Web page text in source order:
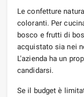
Le confetture
coloranti. Per
bosco e frutti di
acquistato sia nei
L'azienda ha un
candidarsi.
Se il budget è